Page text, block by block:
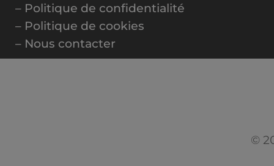
– Politique de confidentialité
– Politique de cookies
– Nous contacter
©